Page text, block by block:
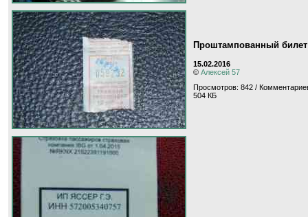
Проштампованный
15.02.2016
© Алексей 57
Просмотров: 842 /
504 КБ